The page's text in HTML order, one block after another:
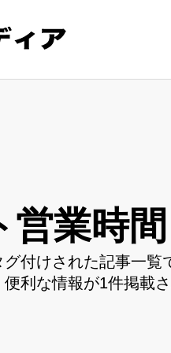
業時間
付けされた記事一
利な情報が1件掲載さ